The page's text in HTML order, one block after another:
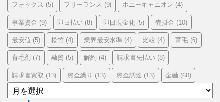
フォックス (5) フリーランス (9) ポニーキャニオン (4)
事業資金 (9) 即日払い (8) 即日現金化 (5) 売掛金 (10)
最安値 (5) 松竹 (4) 業界最安水準 (4) 比較 (4) 育毛 (6)
育毛剤 (7) 融資 (5) 解約 (4) 請求書先払い (8)
請求書買取 (13) 資金繰り (13) 資金調達 (13) 金融 (60)
ア
ー